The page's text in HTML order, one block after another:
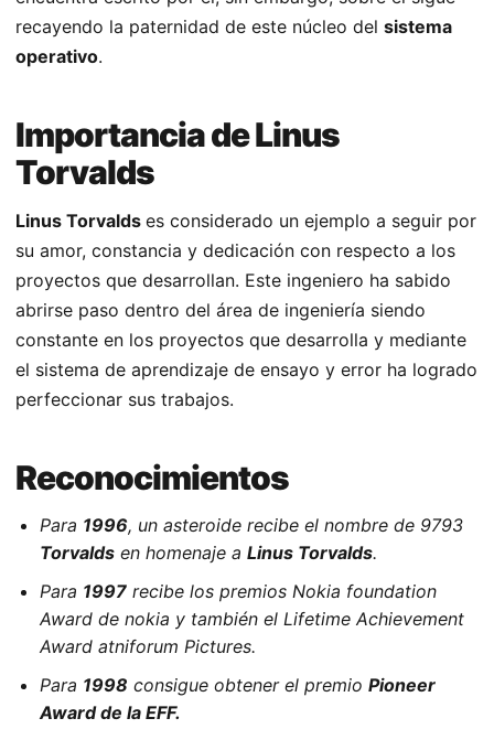
recayendo la paternidad de este núcleo del sistema
operativo.
Importancia de Linus
Torvalds
Linus Torvalds es considerado un ejemplo a seguir por
su amor, constancia y dedicación con respecto a los
proyectos que desarrollan. Este ingeniero ha sabido
abrirse paso dentro del área de ingeniería siendo
constante en los proyectos que desarrolla y mediante
el sistema de aprendizaje de ensayo y error ha logrado
perfeccionar sus trabajos.
Reconocimientos
Para 1996, un asteroide recibe el nombre de 9793
Torvalds en homenaje a Linus Torvalds.
Para 1997 recibe los premios Nokia foundation
Award de nokia y también el Lifetime Achievement
Award atniforum Pictures.
Para 1998 consigue obtener el premio Pioneer
Award de la EFF.